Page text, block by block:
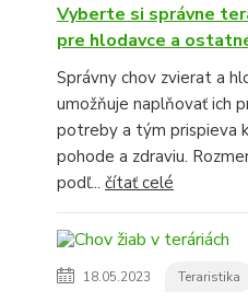
Vyberte si správne
pre hlodavce a
Správny chov zvierat a
umožňuje naplňovať ich
potreby a tým prispieva
pohode a zdraviu.
podľ... čítať celé
18.05.2023 Teraristika